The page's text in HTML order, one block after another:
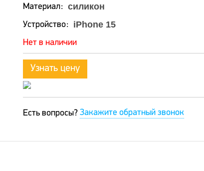
Материал силикон
Устройство iPhone 15
Нет в наличии
Узнать цену
Есть вопросы? Закажите обратный звонок